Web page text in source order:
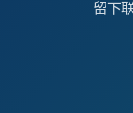
留下